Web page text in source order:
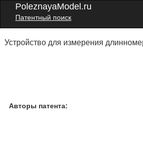
PoleznayaModel.ru
Патентный поиск
Устройство для измерения
Авторы патента: